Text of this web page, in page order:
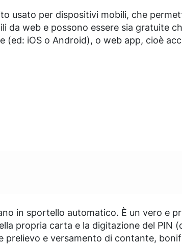
usato per dispositivi mobili, che
da web e possono essere sia gratuite
iOS o Android), o web app, cioè
in sportello automatico. È un vero e
propria carta e la digitazione del PIN
e versamento di contante,